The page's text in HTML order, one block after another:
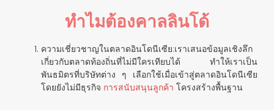
ทำไมต้องคาลลินโด้
ความเชี่ยวชาญในตลาดอินโดนีเซีย:เราเสนอข้อมูลเชิงลึก
เกี่ยวกับตลาดท้องถิ่นที่ไม่มีใครเทียบได้ ทำให้เราเป็น
พันธมิตรที่บริษัทต่าง ๆ เลือกใช้เมื่อเข้าสู่ตลาดอินโดนีเซีย
โดยยังไม่มีธุรกิจ การสนับสนุนลูกค้า โครงสร้างพื้นฐาน